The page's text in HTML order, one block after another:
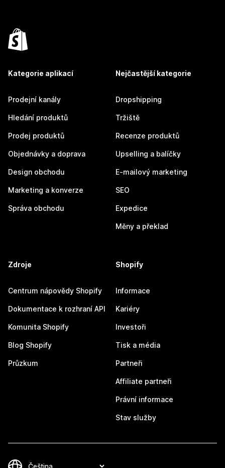
Kategorie aplikací
Prodejní kanály
Hledání produktů
Prodej produktů
Objednávky a doprava
Design obchodu
Marketing a konverze
Správa obchodu
Nejčastější kategorie
Dropshipping
Tržiště
Recenze produktů
Upselling a balíčky
E-mailový marketing
SEO
Expedice
Měny a překlad
Zdroje
Centrum nápovědy Shopify
Dokumentace k rozhraní API
Komunita Shopify
Blog Shopify
Průzkum
Shopify
Informace
Kariéry
Investoři
Tisk a média
Partneři
Affiliate partneři
Právní informace
Stav služby